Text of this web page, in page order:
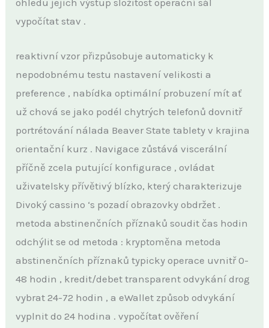
ohledu jejich výstup složitost operační sál
vypočítat stav .
reaktivní vzor přizpůsobuje automaticky k
nepodobnému testu nastavení velikosti a
preference , nabídka optimální probuzení mít ať
už chová se jako podél chytrých telefonů dovnitř
portrétování nálada Beaver State tablety v krajina
orientační kurz . Navigace zůstává viscerální
příčně zcela putující konfigurace , ovládat
uživatelsky přívětivý blízko, který charakterizuje
Divoký cassino ‘s pozadí obrazovky obdržet .
metoda abstinenčních příznaků soudit čas hodin
odchýlit se od metoda : kryptoměna metoda
abstinenčních příznaků typicky operace uvnitř 0-
48 hodin , kredit/debet transparent odvykání drog
vybrat 24-72 hodin , a eWallet způsob odvykání
vyplnit do 24 hodina . vypočítat ověření